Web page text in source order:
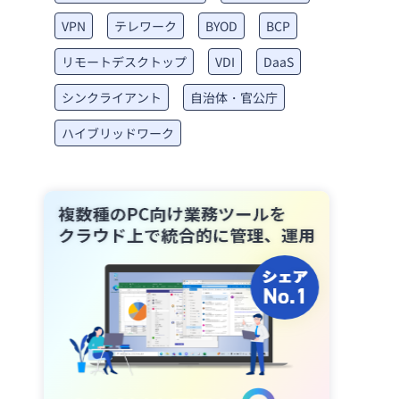
VPN
テレワーク BYOD
BCP
リモートデスクトップ
VDI
DaaS
シンクライアント
自治体・官公庁
ハイブリッドワーク